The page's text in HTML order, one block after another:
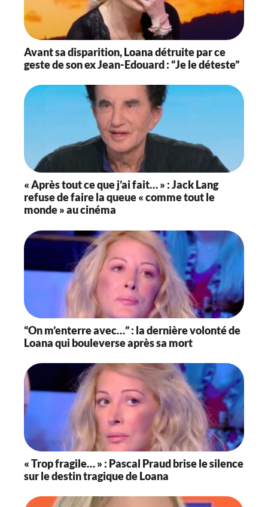
Avant sa disparition, Loana détruite par ce
geste de son ex Jean-Edouard : “Je le déteste”
« Après tout ce que j’ai fait… » : Jack Lang
refuse de faire la queue « comme tout le
monde » au cinéma
“On m’enterre avec…” : la dernière volonté de
Loana qui bouleverse après sa mort
« Trop fragile… » : Pascal Praud brise le silence
sur le destin tragique de Loana